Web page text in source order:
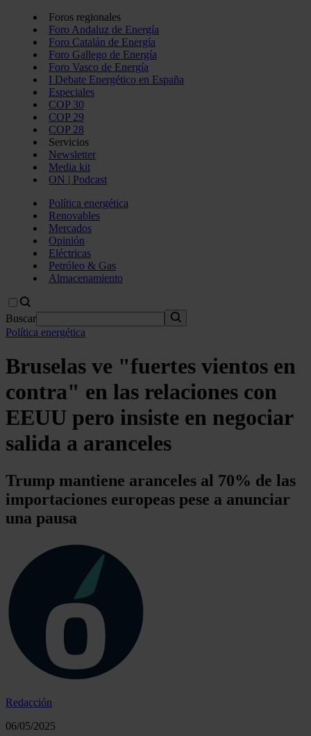
Foros regionales
Foro Andaluz de Energía
Foro Catalán de Energía
Foro Gallego de Energía
Foro Vasco de Energía
I Debate Energético en España
Especiales
COP 30
COP 29
COP 28
Servicios
Newsletter
Media kit
ON | Podcast
Política energética
Renovables
Mercados
Opinión
Eléctricas
Petróleo & Gas
Almacenamiento
Buscar
Política energética
Bruselas ve "fuertes vientos en
contra" en las relaciones con
EEUU pero insiste en negociar
salida a aranceles
Trump mantiene aranceles al 70% de las
importaciones europeas pese a anunciar
una pausa
Redacción
06/05/2025